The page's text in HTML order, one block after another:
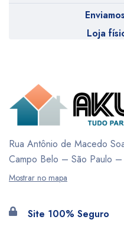
Loja
Rua Antônio de Macedo
Campo Belo – São Paulo –
Mostrar no mapa
Site 100% Seguro